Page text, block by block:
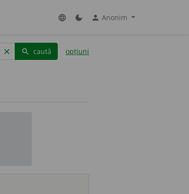
language dark_mode person Anonim
clear search caută opțiuni